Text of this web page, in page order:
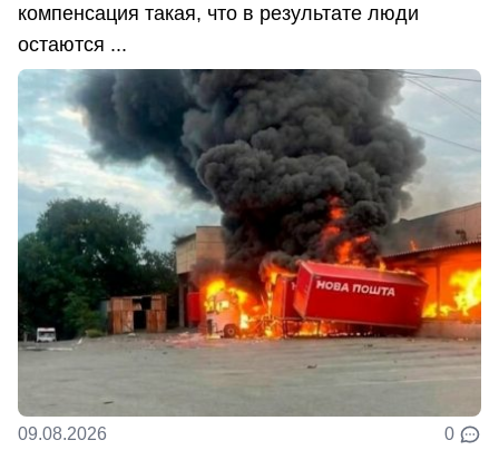
компенсация такая, что в результате люди
остаются ...
09.08.2026 0